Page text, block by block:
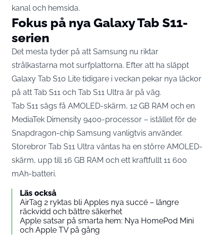
kanaloch hemsida.
Fokus på nya Galaxy Tab S11-
serien
Det mesta tyder på att Samsung nu riktar
strålkastarna mot surfplattorna. Efter att ha släppt
Galaxy Tab S10 Lite tidigare i veckan pekar nya läckor
på att Tab S11 och Tab S11 Ultra är på väg.
Tab S11 sägs få AMOLED-skärm, 12 GB RAM och en
MediaTek Dimensity 9400-processor – istället för de
Snapdragon-chip Samsung vanligtvis använder.
Storebror Tab S11 Ultra väntas ha en större AMOLED-
skärm, upp till 16 GB RAM och ett kraftfullt 11 600
mAh-batteri.
Läs också
AirTag 2 ryktas bli Apples nya succé – längre
räckvidd och bättre säkerhet
Apple satsar på smarta hem: Nya HomePod Mini
och Apple TV på gång